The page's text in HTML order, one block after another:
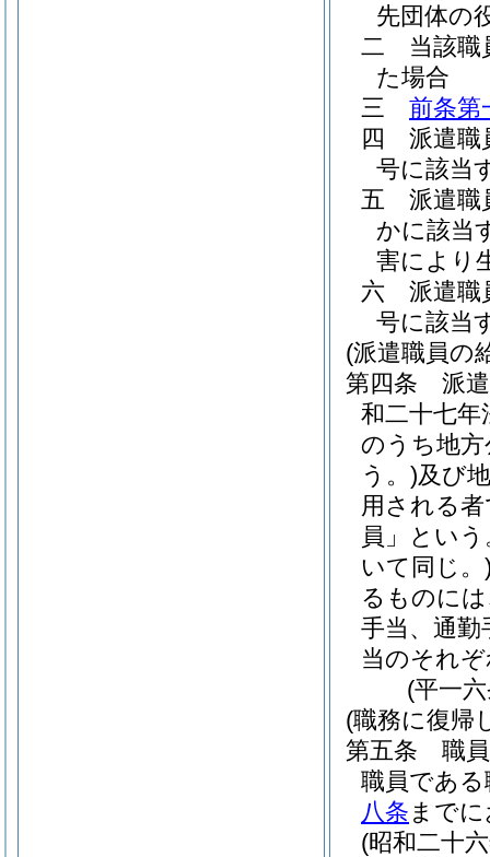
先団体の
二
当該
た場合
三
前条第
四
派遣職
号に該当
五
派遣職
かに該当
害により
六
派遣職
号に該当
(派遣職員の
第四条
派
和二十七年
のうち地
う。)及び
用される
員」という
いて同じ。
るものに
手当、通勤
当のそれ
(平一
(職務に復帰
第五条
職
職員であ
八条 まで
(昭和二十